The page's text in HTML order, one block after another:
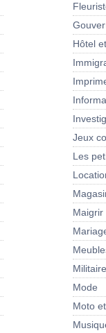
Hôtel
Jeux
Les
Maigrir
Mode
Moto